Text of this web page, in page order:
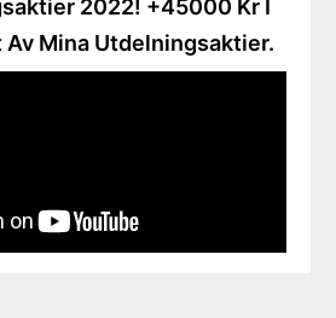
2022! +45000 Kr I
Av Mina Utdelningsaktier.